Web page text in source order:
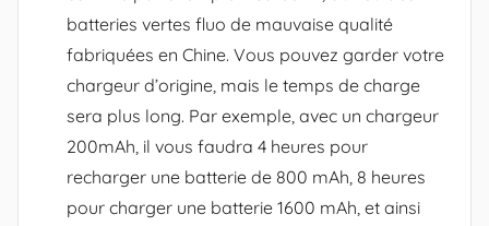
batteries vertes fluo de mauvaise qualité
fabriquées en Chine. Vous pouvez garder votre
chargeur d’origine, mais le temps de charge
sera plus long. Par exemple, avec un chargeur
200mAh, il vous faudra 4 heures pour
recharger une batterie de 800 mAh, 8 heures
pour charger une batterie 1600 mAh, et ainsi